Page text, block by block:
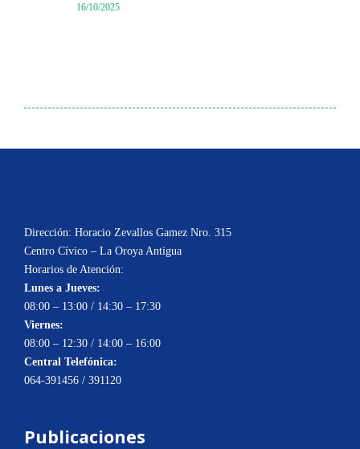
16/10/2025
Dirección: Horacio Zevallos Gamez Nro. 315
Centro Cívico – La Oroya Antigua
Horarios de Atención:
Lunes a Jueves:
08:00 – 13:00 / 14:30 – 17:30
Viernes:
08:00 – 12:30 / 14:00 – 16:00
Central Telefónica:
064-391456 / 391120
Publicaciones